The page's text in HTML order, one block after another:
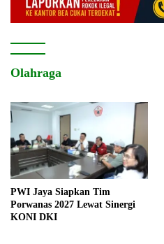
Olahraga
PWI Jaya Siapkan Tim
Porwanas 2027 Lewat Sinergi
KONI DKI